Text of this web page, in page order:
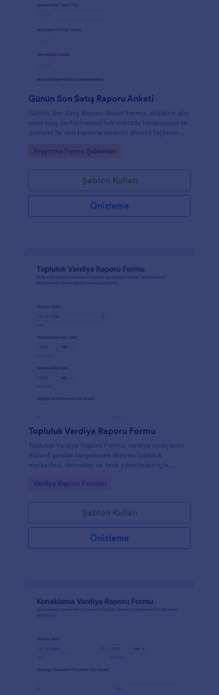
Günün Son Satış Raporu Anketi
Günün Son Satış Raporu Anket Formu, ekiplerin gün
sonu satış performansını tek noktada toplamasına ve
Jotform ile veri toplama sürecini düzenli biçimde
Go to Category:
Araştırma Formu Şablonları
Şablon Kullan
Önizleme
Topluluk Vardiya Raporu Formu
Topluluk Vardiya Raporu Formu, vardiya süreçlerini
düzenli şekilde belgelemek isteyen topluluk
merkezleri, dernekler ve tesis yönetimleri için
oluşturur.
Go to Category:
Vardiya Raporu Formları
Şablon Kullan
Önizleme